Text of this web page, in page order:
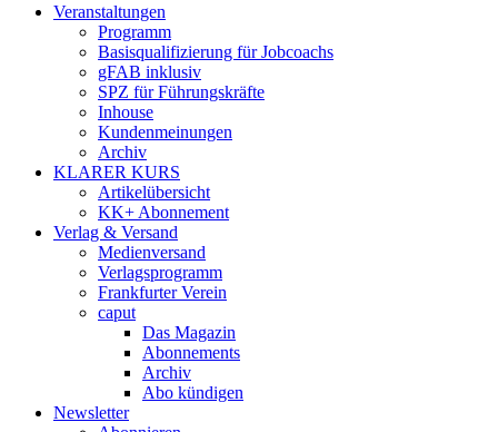
Veranstaltungen
Programm
Basisqualifizierung für Jobcoachs
gFAB inklusiv
SPZ für Führungskräfte
Inhouse
Kundenmeinungen
Archiv
KLARER KURS
Artikelübersicht
KK+ Abonnement
Verlag & Versand
Medienversand
Verlagsprogramm
Frankfurter Verein
caput
Das Magazin
Abonnements
Archiv
Abo kündigen
Newsletter